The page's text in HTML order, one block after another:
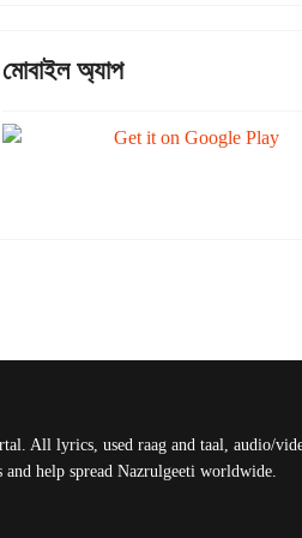
মোবাইল অ্যাপ
All lyrics, used raag and taal, audio/
help spread Nazrulgeeti worldwide.